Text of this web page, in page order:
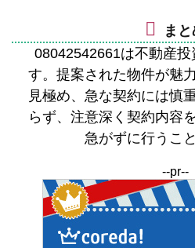
ま
08042542661は不動産
す。提案された物件が魅
見極め、急な契約には慎
らず、注意深く契約内容
急がずに行うこ
--pr--